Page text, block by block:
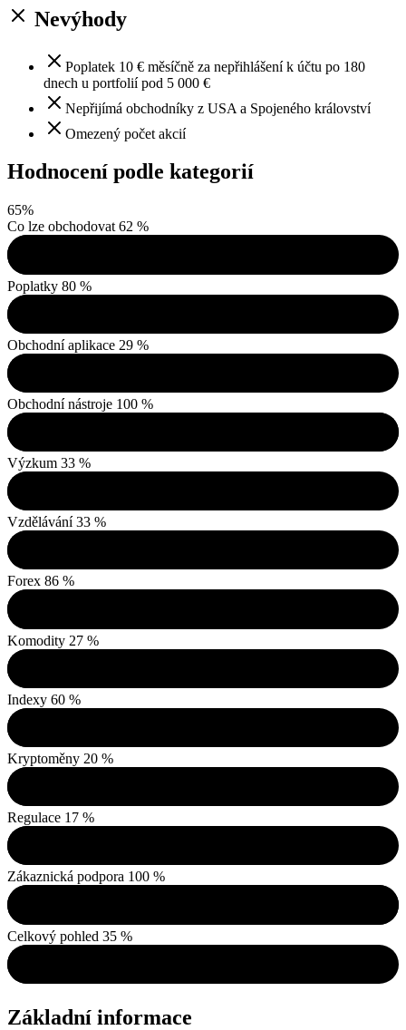
Nevýhody
Poplatek 10 € měsíčně za nepřihlášení k účtu po 180
dnech u portfolií pod 5 000 €
Nepřijímá obchodníky z USA a Spojeného království
Omezený počet akcií
Hodnocení podle kategorií
65%
Co lze obchodovat 62 %
Poplatky 80 %
Obchodní aplikace 29 %
Obchodní nástroje 100 %
Výzkum 33 %
Vzdělávání 33 %
Forex 86 %
Komodity 27 %
Indexy 60 %
Kryptoměny 20 %
Regulace 17 %
Zákaznická podpora 100 %
Celkový pohled 35 %
Základní informace